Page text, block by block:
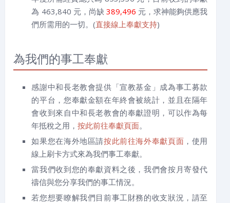
為 463,840 元，尚缺389,496 元，求神能夠供應我
們所需用的一切。(直接線上奉獻支持)
為我們的事工奉獻
感謝中和長老教會提供「宣教基金」成為事工募款
的平台，您奉獻金額在年終會被統計，並且在隔年
會收到來自中和長老教會的奉獻證明，可以作為每
年抵稅之用，按此前往奉獻頁面。
如果您在海外地區請按此前往海外奉獻頁面 ，使用
線上刷卡方式來為我們事工奉獻。
當我們收到您的奉獻資料之後，我們會按月寄發代
禱信與您分享我們的事工情況。
若您想要瞭解我們目前事工財務的收支狀況，請至